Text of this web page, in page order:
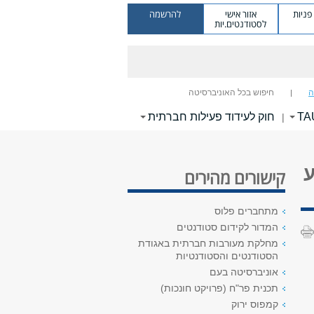
אזור אישי
לסטודנטים.יות
להרשמה
חיפוש בכל האוניברסיטה
| חוק לעידוד פעילות חברתית
קישורים מהירים
מתחברים פלוס
המדור לקידום סטודנטים
מחלקת מעורבות חברתית באגודת
הסטודנטים והסטודנטיות
אוניברסיטה בעם
תכנית פר"ח (פרויקט חונכות)
קמפוס ירוק